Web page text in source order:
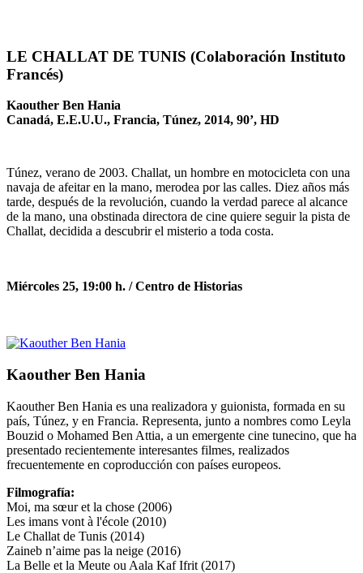
LE CHALLAT DE TUNIS (Colaboración Instituto
Francés)
Kaouther Ben Hania
Canadá, E.E.U.U., Francia, Túnez, 2014, 90’, HD
Túnez, verano de 2003. Challat, un hombre en motocicleta con una
navaja de afeitar en la mano, merodea por las calles. Diez años más
tarde, después de la revolución, cuando la verdad parece al alcance
de la mano, una obstinada directora de cine quiere seguir la pista de
Challat, decidida a descubrir el misterio a toda costa.
Miércoles 25, 19:00 h. /Centro de Historias
Kaouther Ben Hania
Kaouther Ben Hania es una realizadora y guionista, formada en su
país, Túnez, y en Francia. Representa, junto a nombres como Leyla
Bouzid o Mohamed Ben Attia, a un emergente cine tunecino, que ha
presentado recientemente interesantes filmes, realizados
frecuentemente en coproducción con países europeos.
Filmografía:
Moi, ma sœur et la chose (2006)
Les imans vont à l'école (2010)
Le Challat de Tunis (2014)
Zaineb n’aime pas la neige (2016)
La Belle et la Meute ou Aala Kaf Ifrit (2017)